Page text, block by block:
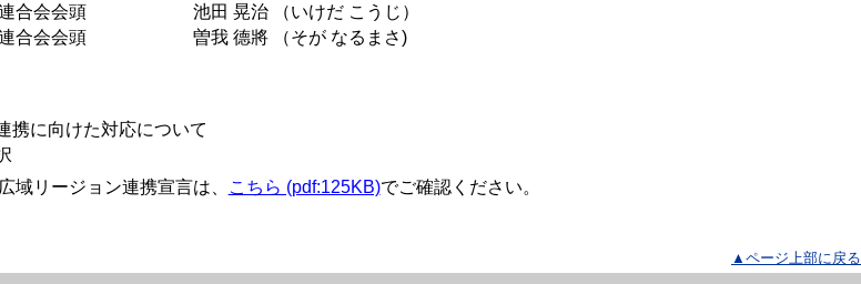
連合会会頭 池田 晃治 （いけだ こうじ）
連合会会頭 曽我 德將 （そが なるまさ)
に向けた対応について
域リージョン連携宣言は、
こちら (pdf:125KB)でご確認ください。
▲ページ上部に戻る